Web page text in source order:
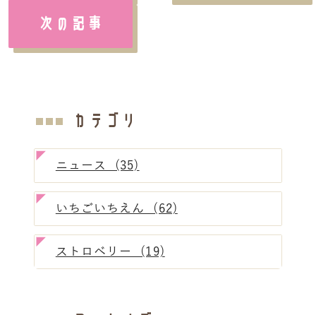
次の記事
カテゴリ
ニュース (35)
いちごいちえん (62)
ストロベリー (19)